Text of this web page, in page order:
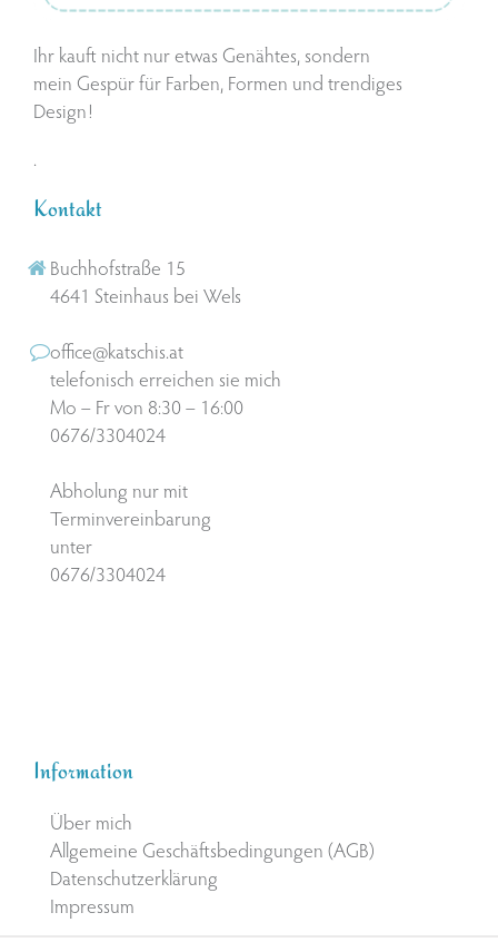
Ihr kauft nicht nur etwas Genähtes, sondern
mein Gespür für Farben, Formen und trendiges
Design!
.
Kontakt
Buchhofstraße 15
4641 Steinhaus bei Wels
office@katschis.at
telefonisch erreichen sie mich
Mo – Fr von 8:30 – 16:00
0676/3304024
Abholung nur mit
Terminvereinbarung
unter
0676/3304024
Information
Über mich
Allgemeine Geschäftsbedingungen (AGB)
Datenschutzerklärung
Impressum